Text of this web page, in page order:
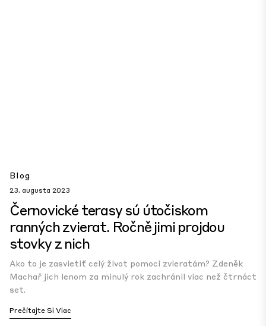
Blog
23. augusta 2023
Černovické terasy sú útočiskom
ranných zvierat. Ročně jimi projdou
stovky z nich
Ako to je zasvietiť celý život pomoci zvieratám? Zdeněk
Machař jich lenom za minulý rok zachránil viac než čtrnáct
set.
Prečítajte Si Viac